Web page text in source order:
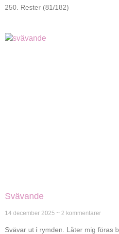
250. Rester (81/182)
Svävande
14 december 2025 2 kommentarer
Svävar ut i rymden. Låter mig föras